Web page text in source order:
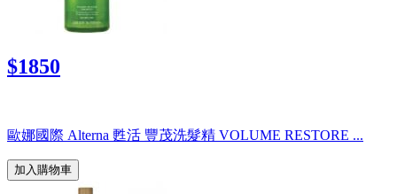
$1850
歐娜國際 Alterna 甦活 豐茂洗髮精 VOLUME RESTORE ...
加入購物車